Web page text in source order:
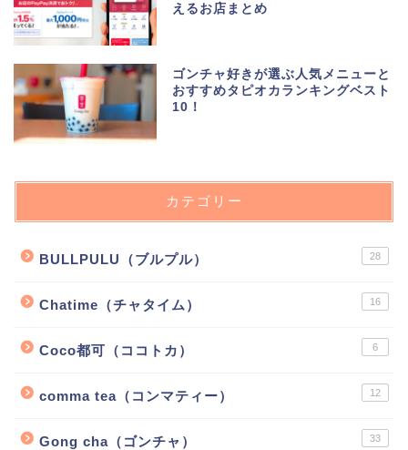
えるお店まとめ
ゴンチャ好きが選ぶ人気メニューと
おすすめタピオカランキングベスト
10！
カテゴリー
BULLPULU（ブルプル） 28
Chatime（チャタイム） 16
Coco都可（ココトカ） 6
comma tea（コンマティー） 12
Gong cha（ゴンチャ） 33